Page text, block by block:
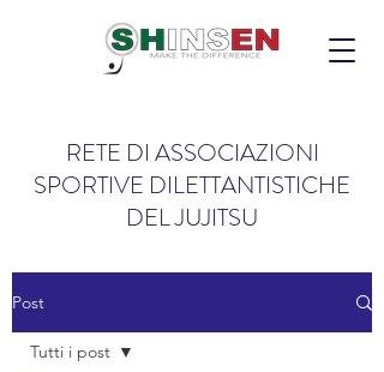
RETE DI ASSOCIAZIONI
SPORTIVE DILETTANTISTICHE
DEL JUJITSU
Post
Tutti i post